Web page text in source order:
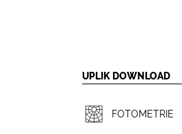
UPLIK DOWNLOAD
FOTOMETRIE